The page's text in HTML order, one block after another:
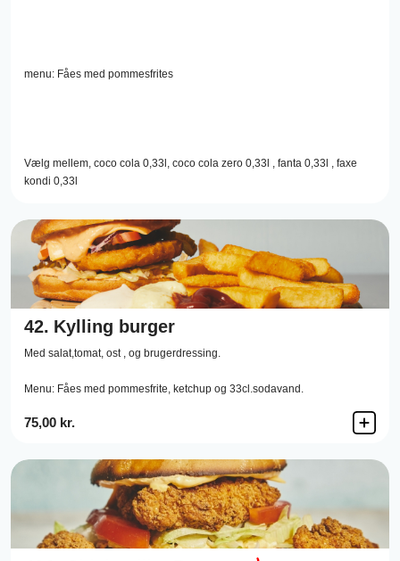
menu: Fåes med pommesfrites
Vælg mellem, coco cola 0,33l, coco cola zero 0,33l , fanta 0,33l , faxe
kondi 0,33l
42. Kylling burger
Med salat,tomat, ost , og brugerdressing.
Menu: Fåes med pommesfrite, ketchup og 33cl.sodavand.
75,00 kr.